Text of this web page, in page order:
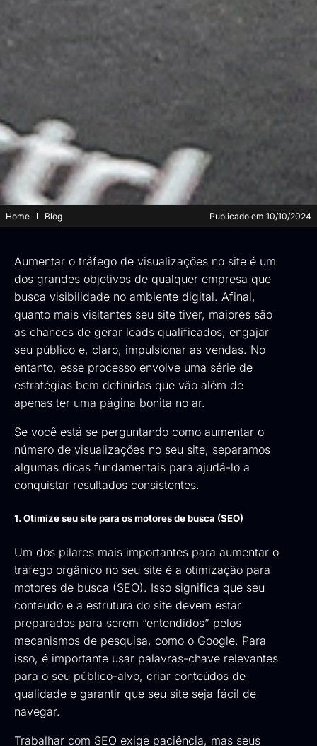
Home Blog Publicado em 10/10/2024
Aumentar o tráfego de visualizações no site é um
dos grandes objetivos de qualquer empresa que
busca visibilidade no ambiente digital. Afinal,
quanto mais visitantes seu site tiver, maiores são
as chances de gerar leads qualificados, engajar
seu público e, claro, impulsionar as vendas. No
entanto, esse processo envolve uma série de
estratégias bem definidas que vão além de
apenas ter uma página bonita no ar.
Se você está se perguntando como aumentar o
número de visualizações no seu site, separamos
algumas dicas fundamentais para ajudá-lo a
conquistar resultados consistentes.
1. Otimize seu site para os motores de busca (SEO)
Um dos pilares mais importantes para aumentar o
tráfego orgânico no seu site é a otimização para
motores de busca (SEO). Isso significa que seu
conteúdo e a estrutura do site devem estar
preparados para serem “entendidos” pelos
mecanismos de pesquisa, como o Google. Para
isso, é importante usar palavras-chave relevantes
para o seu público-alvo, criar conteúdos de
qualidade e garantir que seu site seja fácil de
navegar.
Trabalhar com SEO exige paciência, mas seus